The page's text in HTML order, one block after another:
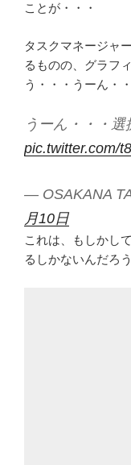
ことが・・・
タスクマネージャ
るものの、グラフ
う・・・うーん・・
うーん・・・
pic.twitter.com/
— OSAKANA
月10日
これは、もしかし
るしかないんだろ